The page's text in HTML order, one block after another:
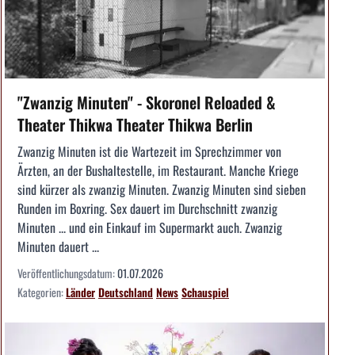
"Zwanzig Minuten" - Skoronel Reloaded &
Theater Thikwa Theater Thikwa Berlin
Zwanzig Minuten ist die Wartezeit im Sprechzimmer von
Ärzten, an der Bushaltestelle, im Restaurant. Manche Kriege
sind kürzer als zwanzig Minuten. Zwanzig Minuten sind sieben
Runden im Boxring. Sex dauert im Durchschnitt zwanzig
Minuten ... und ein Einkauf im Supermarkt auch. Zwanzig
Minuten dauert ...
Veröffentlichungsdatum:01.07.2026
Kategorien:LänderDeutschlandNewsSchauspiel